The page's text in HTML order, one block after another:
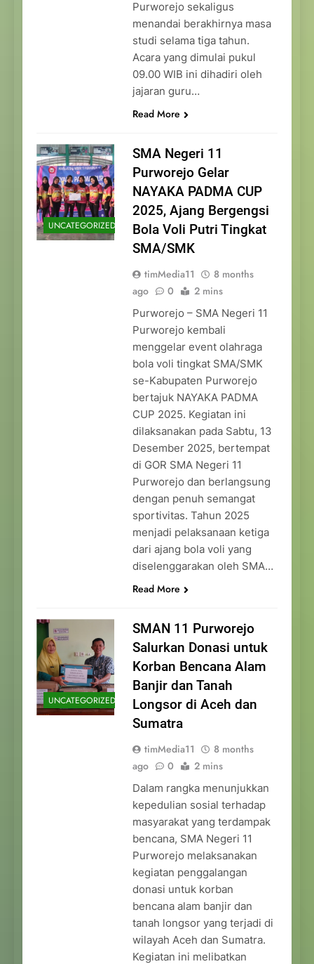
Purworejo sekaligus
menandai berakhirnya masa
studi selama tiga tahun.
Acara yang dimulai pukul
09.00 WIB ini dihadiri oleh
jajaran guru…
Read More
UNCATEGORIZED
SMA Negeri 11
Purworejo Gelar
NAYAKA PADMA CUP
2025, Ajang Bergengsi
Bola Voli Putri Tingkat
SMA/SMK
timMedia11
8 months
ago
0 2 mins
Purworejo – SMA Negeri 11
Purworejo kembali
menggelar event olahraga
bola voli tingkat SMA/SMK
se-Kabupaten Purworejo
bertajuk NAYAKA PADMA
CUP 2025. Kegiatan ini
dilaksanakan pada Sabtu, 13
Desember 2025, bertempat
di GOR SMA Negeri 11
Purworejo dan berlangsung
dengan penuh semangat
sportivitas. Tahun 2025
menjadi pelaksanaan ketiga
dari ajang bola voli yang
diselenggarakan oleh SMA…
Read More
UNCATEGORIZED
SMAN 11 Purworejo
Salurkan Donasi untuk
Korban Bencana Alam
Banjir dan Tanah
Longsor di Aceh dan
Sumatra
timMedia11
8 months
ago
0 2 mins
Dalam rangka menunjukkan
kepedulian sosial terhadap
masyarakat yang terdampak
bencana, SMA Negeri 11
Purworejo melaksanakan
kegiatan penggalangan
donasi untuk korban
bencana alam banjir dan
tanah longsor yang terjadi di
wilayah Aceh dan Sumatra.
Kegiatan ini melibatkan